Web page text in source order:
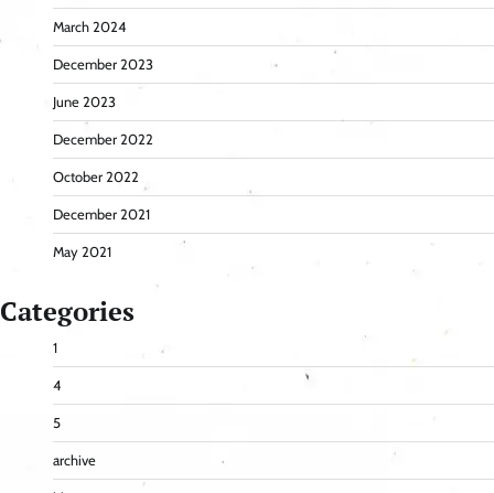
March 2024
December 2023
June 2023
December 2022
October 2022
December 2021
May 2021
Categories
1
4
5
archive